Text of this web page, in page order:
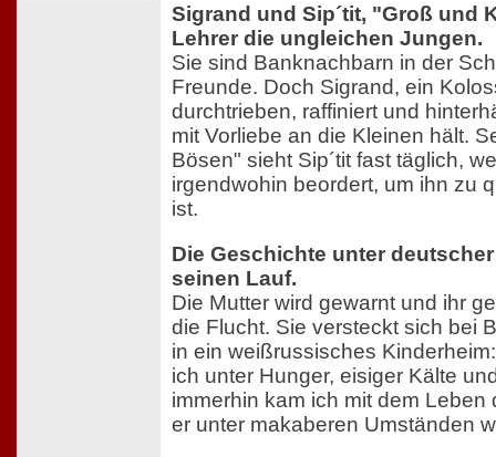
Sigrand und Sip´tit, "Groß und
Lehrer die ungleichen Jungen.
Sie sind Banknachbarn in der
Freunde. Doch Sigrand, ein
durchtrieben, raffiniert und
mit Vorliebe an die Kleinen hält.
Bösen" sieht Sip´tit fast täglich,
irgendwohin beordert, um ihn zu
ist.
Die Geschichte unter
seinen Lauf.
Die Mutter wird gewarnt und ihr
die Flucht. Sie versteckt sich bei
in ein weißrussisches
ich unter Hunger, eisiger Kälte
immerhin kam ich mit dem Leben
er unter makaberen Umständen